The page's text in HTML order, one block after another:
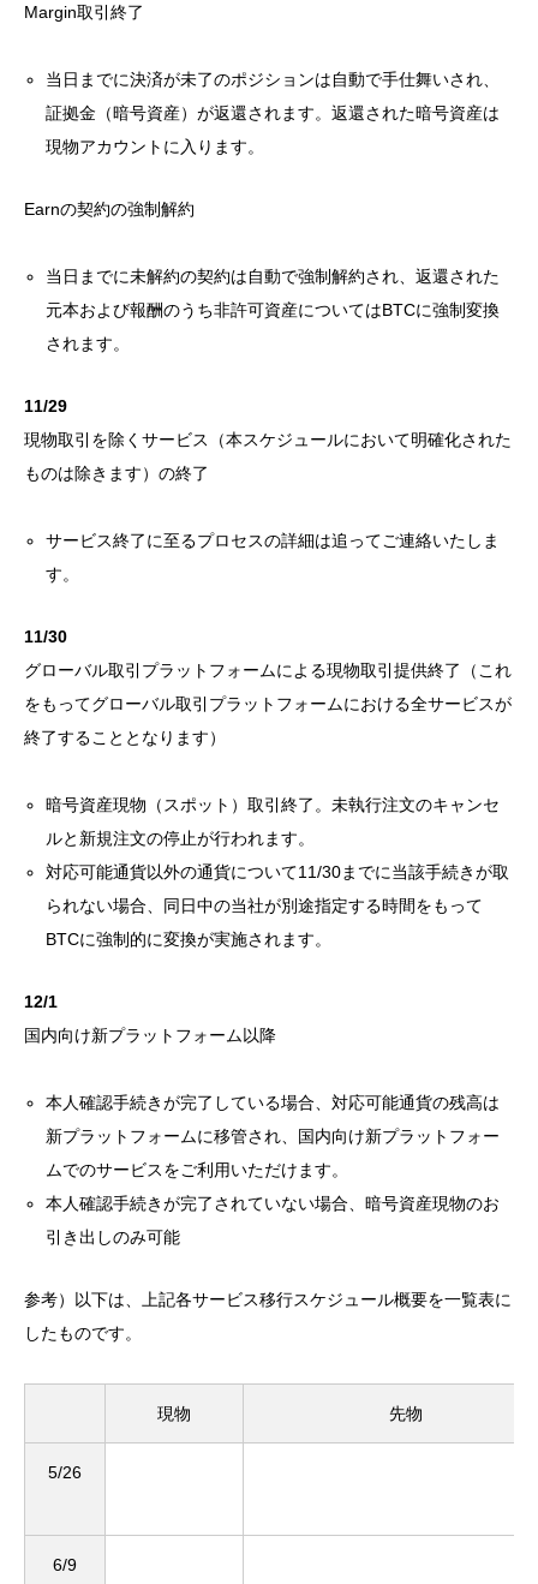
Margin取引終了
当日までに決済が未了のポジションは自動で手仕舞いされ、
証拠金（暗号資産）が返還されます。返還された暗号資産は
現物アカウントに入ります。
Earnの契約の強制解約
当日までに未解約の契約は自動で強制解約され、返還された
元本および報酬のうち非許可資産についてはBTCに強制変換
されます。
11/29
現物取引を除くサービス（本スケジュールにおいて明確化された
ものは除きます）の終了
サービス終了に至るプロセスの詳細は追ってご連絡いたしま
す。
11/30
グローバル取引プラットフォームによる現物取引提供終了（これ
をもってグローバル取引プラットフォームにおける全サービスが
終了することとなります）
暗号資産現物（スポット）取引終了。未執行注文のキャンセ
ルと新規注文の停止が行われます。
対応可能通貨以外の通貨について11/30までに当該手続きが取
られない場合、同日中の当社が別途指定する時間をもって
BTCに強制的に変換が実施されます。
12/1
国内向け新プラットフォーム以降
本人確認手続きが完了している場合、対応可能通貨の残高は
新プラットフォームに移管され、国内向け新プラットフォー
ムでのサービスをご利用いただけます。
本人確認手続きが完了されていない場合、暗号資産現物のお
引き出しのみ可能
参考）以下は、上記各サービス移行スケジュール概要を一覧表に
したものです。
現物 先物
5/26
6/9